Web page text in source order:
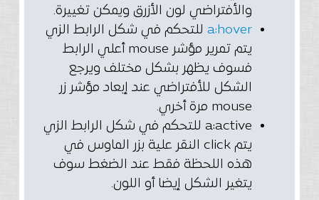
والأفتراضي لون الأزرق ويمكن تغييرة.
a:hover للتحكم في شكل الرابط الزي
يتم تمرير مؤشر mouse أعلي الرابط
فسوف يظهر بشكل مختلف ويرجع
الشكل للأفتراضي عند إبعاد مؤشر زر
mouse مرة أخري.
a:active للتحكم في شكل الرابط الزي
يتم click النقر علية بزر الماوس في
هذه اللحظة فقط عند الضغط سوف
يتغير الشكل إيضا أو اللون.